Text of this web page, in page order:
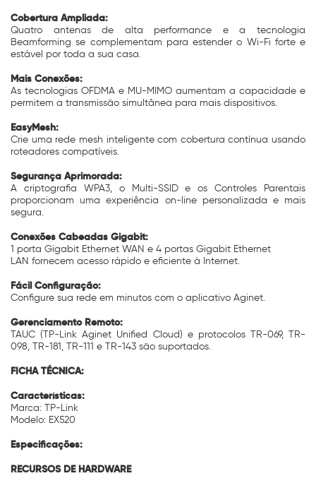
Cobertura Ampliada:
Quatro antenas de alta performance e a tecnologia
Beamforming se complementam para estender o Wi-Fi forte e
estável por toda a sua casa.
Mais Conexões:
As tecnologias OFDMA e MU-MIMO aumentam a capacidade e
permitem a transmissão simultânea para mais dispositivos.
EasyMesh:
Crie uma rede mesh inteligente com cobertura contínua usando
roteadores compatíveis.
Segurança Aprimorada:
A criptografia WPA3, o Multi-SSID e os Controles Parentais
proporcionam uma experiência on-line personalizada e mais
segura.
Conexões Cabeadas Gigabit:
1 porta Gigabit Ethernet WAN e 4 portas Gigabit Ethernet
LAN fornecem acesso rápido e eficiente à Internet.
Fácil Configuração:
Configure sua rede em minutos com o aplicativo Aginet.
Gerenciamento Remoto:
TAUC (TP-Link Aginet Unified Cloud) e protocolos TR-069, TR-
098, TR-181, TR-111 e TR-143 são suportados.
FICHA TÉCNICA:
Características:
Marca: TP-Link
Modelo: EX520
Especificações:
RECURSOS DE HARDWARE